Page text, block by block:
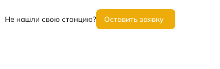
Не нашли свою станцию? Оставить заявку